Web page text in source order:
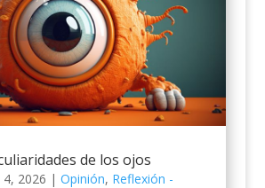
de los ojos
2026 | Opinión, Reflexión -